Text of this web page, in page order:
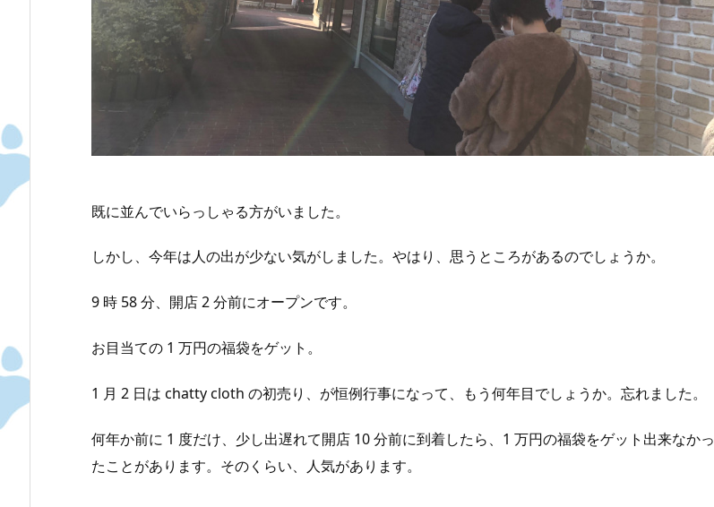
既に並んでいらっしゃる方がいました。
しかし、今年は人の出が少ない気がしました。やはり、思うところがあるのでしょうか。
9 時 58 分、開店 2 分前にオープンです。
お目当ての 1 万円の福袋をゲット。
1 月 2 日は chatty cloth の初売り、が恒例行事になって、もう何年目でしょうか。忘れました。
何年か前に 1 度だけ、少し出遅れて開店 10 分前に到着したら、1 万円の福袋をゲット出来なかっ
たことがあります。そのくらい、人気があります。